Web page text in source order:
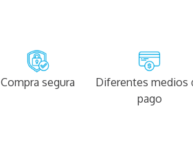
Compra segura
Diferentes medios
pago